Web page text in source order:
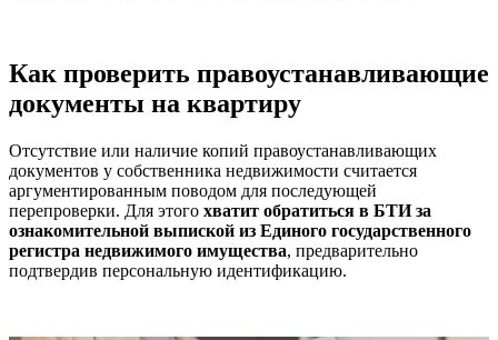
Как проверить правоустанавливающие
документы на квартиру
Отсутствие или наличие копий правоустанавливающих
документов у собственника недвижимости считается
аргументированным поводом для последующей
перепроверки. Для этого хватит обратиться в БТИ за
ознакомительной выпиской из Единого государственного
регистра недвижимого имущества, предварительно
подтвердив персональную идентификацию.